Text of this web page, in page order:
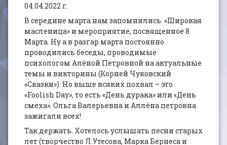
04.04.2022 г.
В середине марта нам запомнились «Широкая
масленица» и мероприятие, посвященное 8
Марта. Ну а в разгар марта постоянно
проводились беседы, проводимые
психологом Алёной Петровной на актуальные
темы и викторины (Корней Чуковский
«Сказки»). Но выше всяких похвал – это
«Foolish Day», то есть «День дурака» или «День
смеха». Ольга Валерьевна и Аллёна петровна
зажигали всех!
Так держать. Хотелось услышать песни старых
лет (творчество Л.Утесова, Марка Бернеса и